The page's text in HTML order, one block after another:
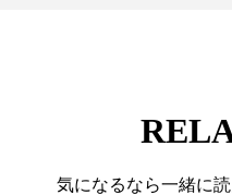
気になるなら一緒に